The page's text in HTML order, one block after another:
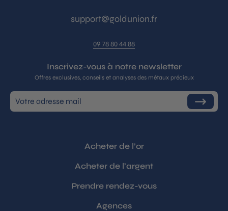
support@goldunion.fr
09 78 80 44 88
Inscrivez-vous à notre newsletter
Offres exclusives, conseils et analyses des métaux précieux
Inscrivez-
vous
S'inscrire
Acheter de l’or
Acheter de l’argent
Prendre rendez-vous
Agences